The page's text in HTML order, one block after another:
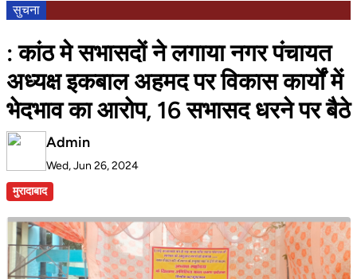
सुचना
: कांठ मे सभासदों ने लगाया नगर पंचायत
अध्यक्ष इकबाल अहमद पर विकास कार्यों में
भेदभाव का आरोप, 16 सभासद धरने पर बैठे
Admin
Wed, Jun 26, 2024
मुरादाबाद